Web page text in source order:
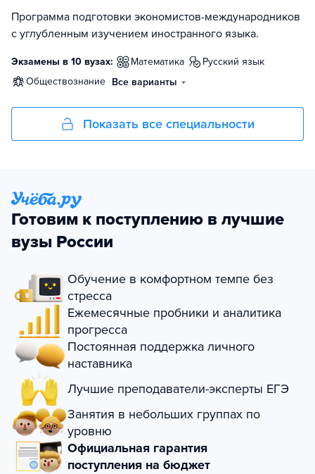
Программа подготовки экономистов-международников
с углубленным изучением иностранного языка.
Экзамены в 10 вузах: математика
русский язык
обществознание Все варианты
Показать все специальности
Готовим к поступлению в лучшие
вузы России
Обучение в комфортном темпе без
стресса
Ежемесячные пробники и аналитика
прогресса
Постоянная поддержка личного
наставника
Лучшие преподаватели-эксперты ЕГЭ
Занятия в небольших группах по
уровню
Официальная гарантия
поступления на бюджет